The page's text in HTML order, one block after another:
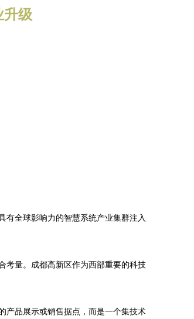
升级
有全球影响力的智慧系统产业集群注入
考量。成都高新区作为西部重要的科技
产品展示或销售据点，而是一个集技术